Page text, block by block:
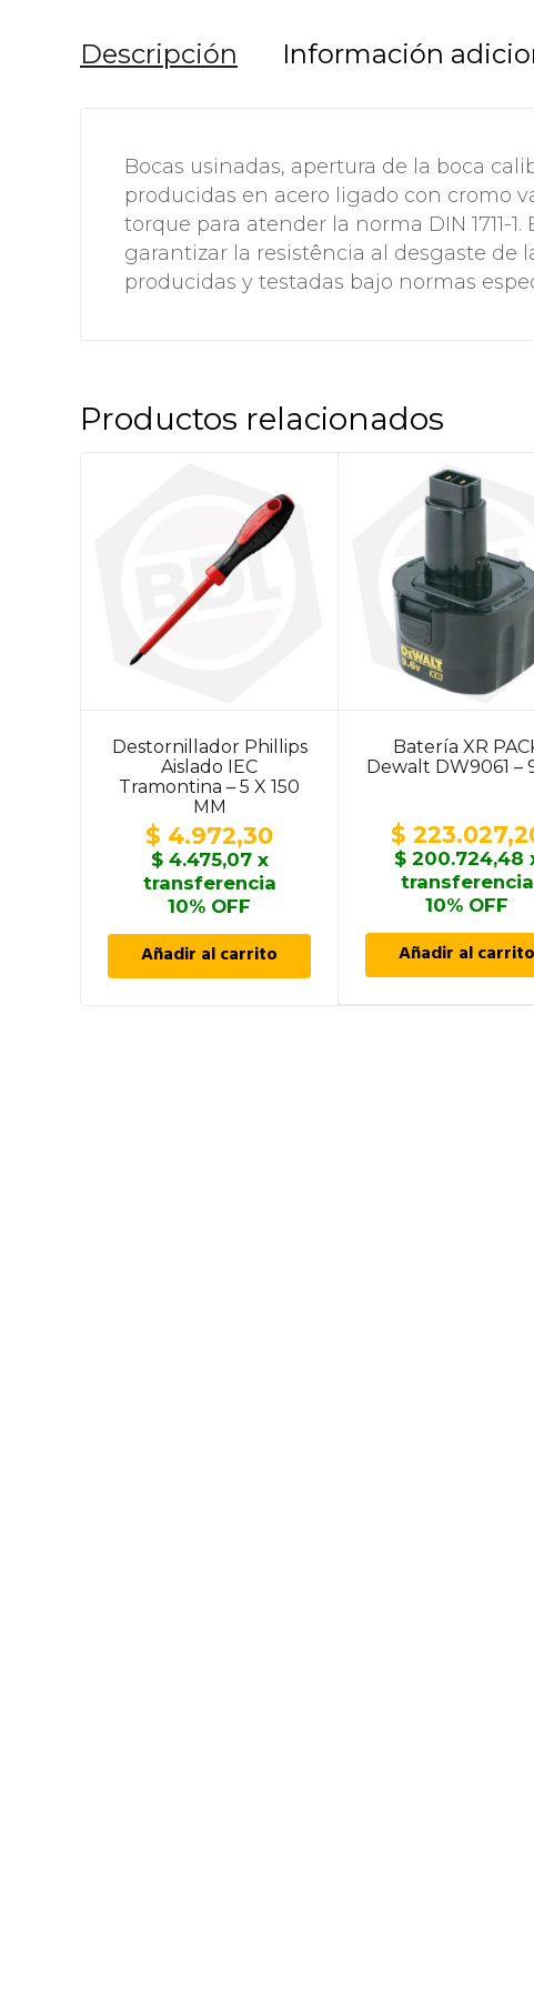
Descripción Información
Bocas usinadas, apertura de la boca
producidas en acero ligado con cromo
torque para atender la norma DIN 1711-
garantizar la resistência al desgaste de
producidas y testadas bajo normas
Productos relacionados
Destornillador Phillips
Aislado IEC
Tramontina – 5 X 150
MM
$ 4.972,30
$4.475,07x
transferencia
10% OFF
Añadir al carrito
Batería XR
Dewalt DW9061 –
$
$200.724,48
transferencia
10% OFF
Añadir al carrito